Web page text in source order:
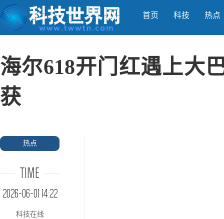
首页 科技 热点
海尔618开门红遇上大
获
热点
TIME
2026-06-01 14:22
科技在线